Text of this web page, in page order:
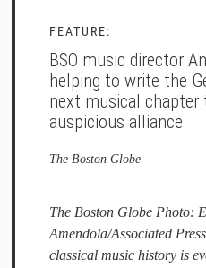
FEATURE:
BSO music director
helping to write the
next musical chapter
auspicious alliance
The Boston Globe
The Boston Globe Photo:
Amendola/Associated
classical music history is